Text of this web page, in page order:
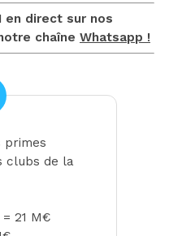
en direct sur nos
chaîne Whatsapp !
primes
clubs de la
21 M€